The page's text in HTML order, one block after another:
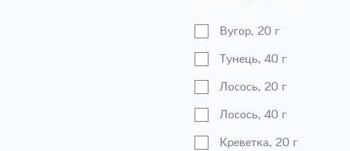
Вугор, 20 г
Тунець, 40 г
Лосось, 20 г
Лосось, 40 г
Креветка, 20 г